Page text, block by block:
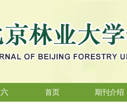
六 首页 期刊介绍